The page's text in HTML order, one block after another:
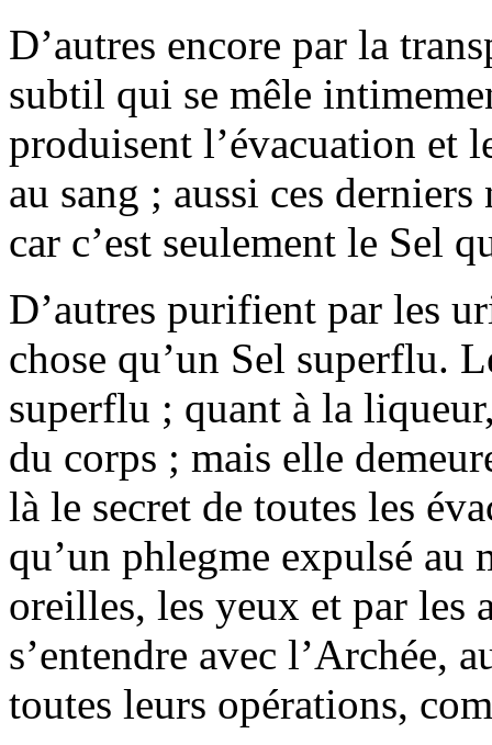
D’autres encore par la
subtil qui se mêle
produisent l’évacuation et
au sang ; aussi ces
car c’est seulement le Sel
D’autres purifient par les
chose qu’un Sel superflu.
superflu ; quant à la
du corps ; mais elle
là le secret de toutes les
qu’un phlegme expulsé au
oreilles, les yeux et par les
s’entendre avec l’Archée,
toutes leurs opérations,